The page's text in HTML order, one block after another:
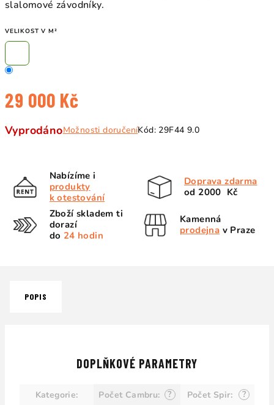
slalomové závodníky.
VELIKOST V M²
29 000 Kč
cena:
VyprodánoMožnosti doručeníKód: 29F44 9.0
Nabízíme i
produkty
k otestování
Doprava zdarma
od 2000 Kč
Zboží skladem ti
dorazí
do 24 hodin
Kamenná
prodejna v Praze
POPIS
DOPLŇKOVÉ PARAMETRY
Kategorie: ?
Počet Cambru: ?
Počet Spir: